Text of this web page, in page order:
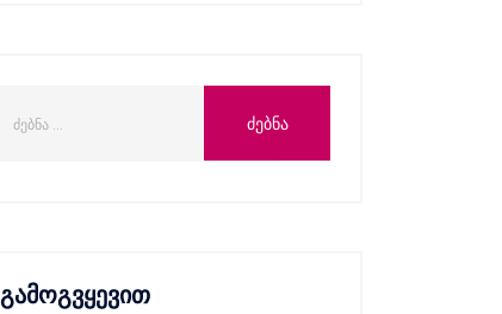
გამოგვყევით